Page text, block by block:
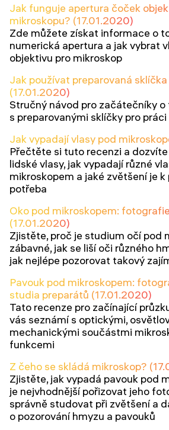
Jak funguje apertura čoček
mikroskopu? (17.01.2020)
Zde můžete získat informace o
numerická apertura a jak vybrat
objektivu pro mikroskop
Jak používat preparovaná
(17.01.2020)
Stručný návod pro začátečníky
s preparovanými sklíčky pro
Jak vypadají vlasy pod
Přečtěte si tuto recenzi a
lidské vlasy, jak vypadají různé
mikroskopem a jaké zvětšení je k
potřeba
Oko pod mikroskopem:
(17.01.2020)
Zjistěte, proč je studium očí pod
zábavné, jak se liší oči různého
jak nejlépe pozorovat takový
Pavouk pod mikroskopem:
studia preparátů (17.01.2020)
Tato recenze pro začínající
vás seznámí s optickými,
mechanickými součástmi
funkcemi
Z čeho se skládá mikroskop?
Zjistěte, jak vypadá pavouk pod
je nejvhodnější pořizovat jeho
správně studovat při zvětšení a
o pozorování hmyzu a pavouků